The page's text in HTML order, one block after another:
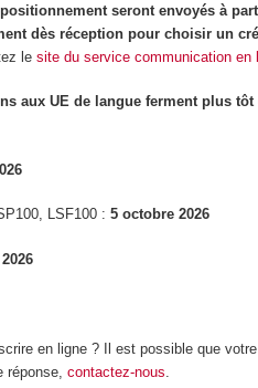
seront envoyés à
dès réception pour choisir un
le site du service communication en
aux UE de langue ferment plus tôt
LSF100 : 5 octobre 2026
en ligne ? Il est possible que
contactez-nous